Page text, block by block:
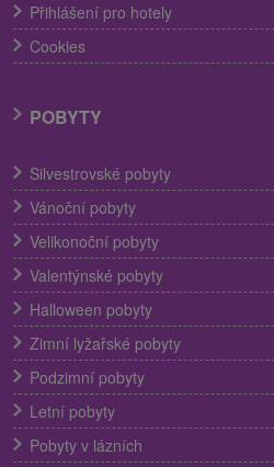
Přihlášení pro hotely
Cookies
POBYTY
Silvestrovské pobyty
Vánoční pobyty
Velikonoční pobyty
Valentýnské pobyty
Halloween pobyty
Zimní lyžařské pobyty
Podzimní pobyty
Letní pobyty
Pobyty v lázních